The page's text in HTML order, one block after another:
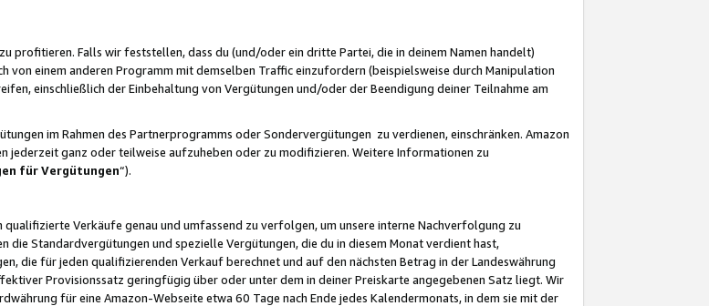
profitieren. Falls wir feststellen, dass du (und/oder ein dritte Partei, die in deinem Namen handelt)
von einem anderen Programm mit demselben Traffic einzufordern (beispielsweise durch Manipulation
einschließlich der Einbehaltung von Vergütungen und/oder der Beendigung deiner Teilnahme am
im Rahmen des Partnerprogramms oder Sondervergütungen zu verdienen, einschränken. Amazon
jederzeit ganz oder teilweise aufzuheben oder zu modifizieren. Weitere Informationen zu
für Vergütungen“).
Verkäufe genau und umfassend zu verfolgen, um unsere interne Nachverfolgung zu
die Standardvergütungen und spezielle Vergütungen, die du in diesem Monat verdient hast,
die für jeden qualifizierenden Verkauf berechnet und auf den nächsten Betrag in der Landeswährung
Provisionssatz geringfügig über oder unter dem in deiner Preiskarte angegebenen Satz liegt. Wir
für eine Amazon-Webseite etwa 60 Tage nach Ende jedes Kalendermonats, in dem sie mit der